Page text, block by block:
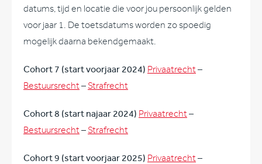
datums, tijd en locatie die voor jou persoonlijk gelden
voor jaar 1. De toetsdatums worden zo spoedig
mogelijk daarna bekendgemaakt.
Cohort 7 (start voorjaar 2024) Privaatrecht–
Bestuursrecht– Strafrecht
Cohort 8 (start najaar 2024) Privaatrecht–
Bestuursrecht– Strafrecht
Cohort 9 (start voorjaar 2025) Privaatrecht–